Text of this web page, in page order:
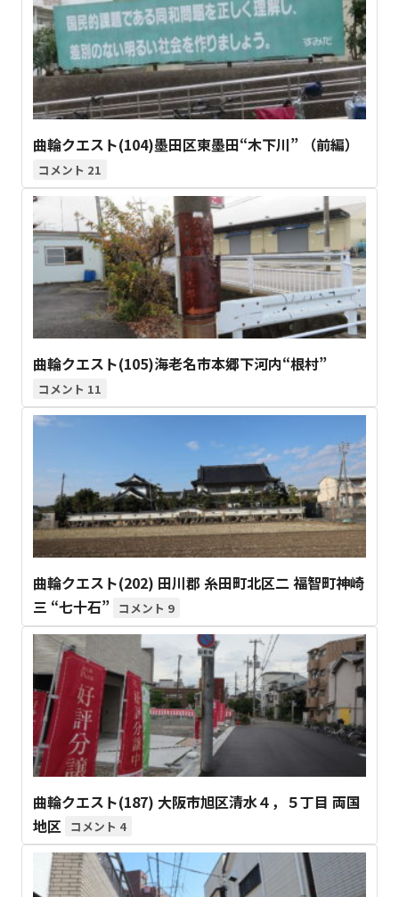
曲輪クエスト(104)墨田区東墨田“木下川” （前編）
21
曲輪クエスト(105)海老名市本郷下河内“根村”
11
曲輪クエスト(202) 田川郡 糸田町北区二 福智町神崎
三 “七十石”
9
曲輪クエスト(187) 大阪市旭区清水４，５丁目 両国
地区
4